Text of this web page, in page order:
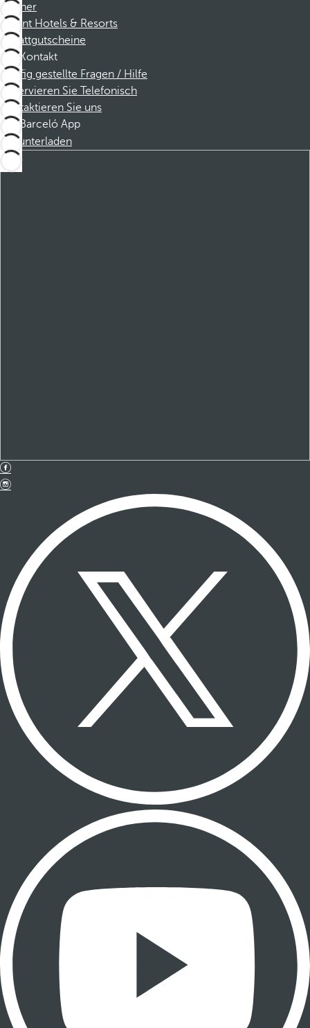
Partner
Dorint Hotels & Resorts
Rabattgutscheine
Kontakt
Häufig gestellte Fragen / Hilfe
Reservieren Sie Telefonisch
Kontaktieren Sie uns
Barceló App
Herunterladen